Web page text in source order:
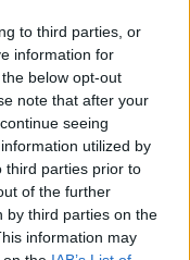
to third parties, or
information for
below opt-out
note that after your
seeing
utilized by
third parties prior to
of the further
by third parties on the
information may
vara asta